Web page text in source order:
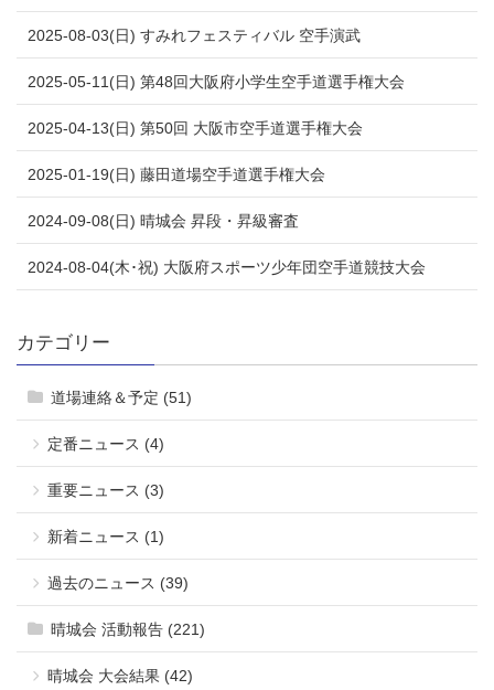
2025-08-03(日) すみれフェスティバル 空手演武
2025-05-11(日) 第48回大阪府小学生空手道選手権大会
2025-04-13(日) 第50回 大阪市空手道選手権大会
2025-01-19(日) 藤田道場空手道選手権大会
2024-09-08(日) 晴城会 昇段・昇級審査
2024-08-04(木･祝) 大阪府スポーツ少年団空手道競技大会
カテゴリー
道場連絡＆予定 (51)
定番ニュース (4)
重要ニュース (3)
新着ニュース (1)
過去のニュース (39)
晴城会 活動報告 (221)
晴城会 大会結果 (42)